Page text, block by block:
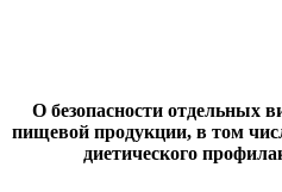
О безопасности отдельных
пищевой продукции, в том
диетического